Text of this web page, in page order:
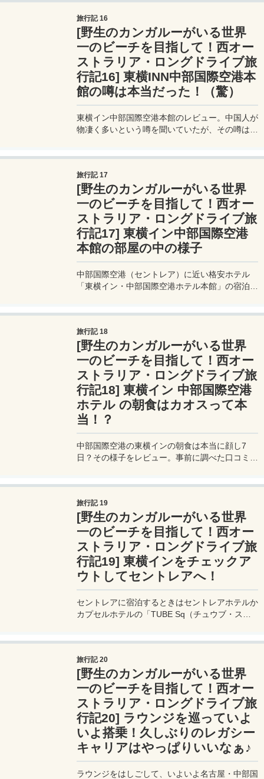
旅行記 16
[野生のカンガルーがいる世界
一のビーチを目指して！西オー
ストラリア・ロングドライブ旅
行記16] 東横INN中部国際空港本
館の噂は本当だった！（驚）
東横イン中部国際空港本館のレビュー。中国人が
物凄く多いという噂を聞いていたが、その噂は本
旅行記 17
[野生のカンガルーがいる世界
一のビーチを目指して！西オー
ストラリア・ロングドライブ旅
行記17] 東横イン中部国際空港
本館の部屋の中の様子
中部国際空港（セントレア）に近い格安ホテル
「東横イン・中部国際空港ホテル本館」の宿泊レ
旅行記 18
[野生のカンガルーがいる世界
一のビーチを目指して！西オー
ストラリア・ロングドライブ旅
行記18] 東横イン 中部国際空港
ホテル の朝食はカオスって本
当！？
中部国際空港の東横インの朝食は本当に顔し7
日？その様子をレビュー。事前に調べた口コミが
旅行記 19
[野生のカンガルーがいる世界
一のビーチを目指して！西オー
ストラリア・ロングドライブ旅
行記19] 東横インをチェックア
ウトしてセントレアへ！
セントレアに宿泊するときはセントレアホテルか
カプセルホテルの「TUBE Sq（チュウブ・スク
旅行記 20
[野生のカンガルーがいる世界
一のビーチを目指して！西オー
ストラリア・ロングドライブ旅
行記20] ラウンジを巡っていよ
いよ搭乗！久しぶりのレガシー
キャリアはやっぱりいいなぁ♪
ラウンジをはしごして、いよいよ名古屋・中部国